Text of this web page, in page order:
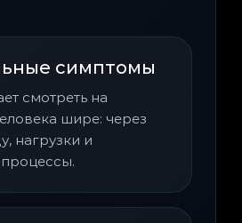
симптомы
смотреть на
шире: через
нагрузки и